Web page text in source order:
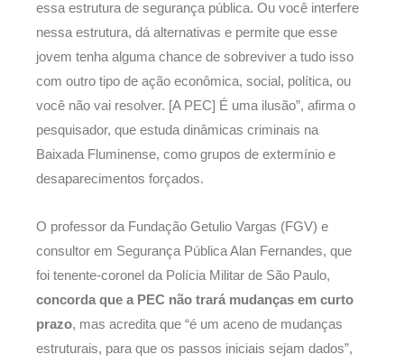
essa estrutura de segurança pública. Ou você interfere
nessa estrutura, dá alternativas e permite que esse
jovem tenha alguma chance de sobreviver a tudo isso
com outro tipo de ação econômica, social, política, ou
você não vai resolver. [A PEC] É uma ilusão”, afirma o
pesquisador, que estuda dinâmicas criminais na
Baixada Fluminense, como grupos de extermínio e
desaparecimentos forçados.
O professor da Fundação Getulio Vargas (FGV) e
consultor em Segurança Pública Alan Fernandes, que
foi tenente-coronel da Polícia Militar de São Paulo,
concorda que a PEC não trará mudanças em curto
prazo, mas acredita que “é um aceno de mudanças
estruturais, para que os passos iniciais sejam dados”,